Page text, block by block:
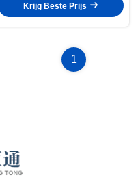
Krijg Beste Prijs
1